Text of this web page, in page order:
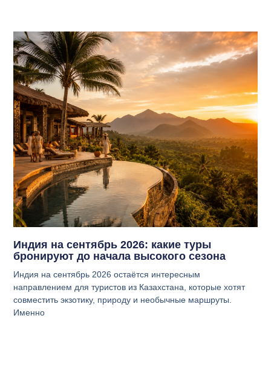
Индия на сентябрь 2026: какие туры
бронируют до начала высокого сезона
Индия на сентябрь 2026 остаётся интересным
направлением для туристов из Казахстана, которые хотят
совместить экзотику, природу и необычные маршруты.
Именно